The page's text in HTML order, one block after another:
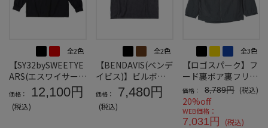
全2色
【SY32bySWEETYE
ARS(エスワイサーテ
ィトゥバイスィート
イヤーズ)】ハート
パターンボックスロ
価格： 12,100円
(税込)
全2色
【BENDAVIS(ベンデ
イビス)】ビルボー
ドヴィンテージ半袖
Tシャツ
価格： 7,480円
(税込)
全3色
【ロゴスパーク】フ
ード裏ボア裏フリー
スパーカー
価格： 8,789円 (税込)
20%off
WEB価格：
7,031円 (税込)